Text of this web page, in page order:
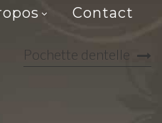
Contact
Pochette dentelle